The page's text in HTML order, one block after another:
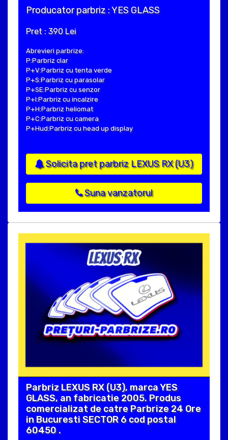
Producator parbriz : YES GLASS
Pret : 390 Lei
Abrevieri parbrize:
P:Parbriz clar
P+V:Parbriz cu tenta verde
P+S:Parbriz cu parasolar
P+SE:Parbriz cu senzor
P+I:Parbriz cu incalzire
P+H:Parbriz heliomat
P+C:Parbriz cu camera
P+Hud:Parbriz cu head up display
Solicita pret parbriz LEXUS RX (U3)
Suna vanzatorul
Parbriz LEXUS RX (U3), marca YES
GLASS, an fabricatie 2005. Produs
comercializat de catre Parbrize 24 Ore
in Bucuresti SECTOR 6 cod postal
60450 .